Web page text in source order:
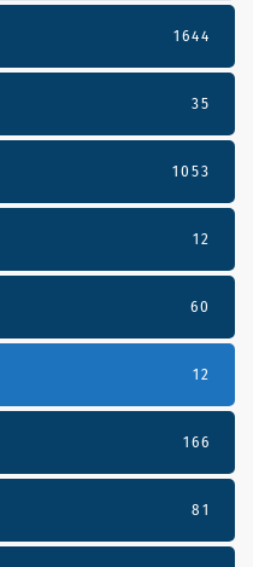
1644
35
1053
12
60
12
166
81